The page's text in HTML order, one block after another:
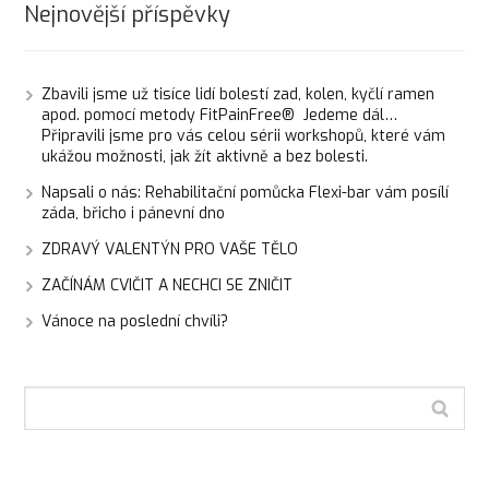
Nejnovější příspěvky
Zbavili jsme už tisíce lidí bolestí zad, kolen, kyčlí ramen
apod. pomocí metody FitPainFree® Jedeme dál…
Připravili jsme pro vás celou sérii workshopů, které vám
ukážou možnosti, jak žít aktivně a bez bolesti.
Napsali o nás: Rehabilitační pomůcka Flexi-bar vám posílí
záda, břicho i pánevní dno
ZDRAVÝ VALENTÝN PRO VAŠE TĚLO
ZAČÍNÁM CVIČIT A NECHCI SE ZNIČIT
Vánoce na poslední chvíli?